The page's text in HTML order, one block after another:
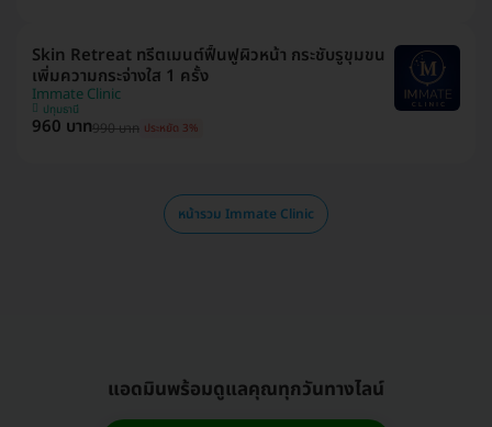
Skin Retreat ทรีตเมนต์ฟื้นฟูผิวหน้า กระชับรูขุมขน
เพิ่มความกระจ่างใส 1 ครั้ง
Immate Clinic
ปทุมธานี
960 บาท990 บาท ประหยัด 3%
หน้ารวม Immate Clinic
แอดมินพร้อมดูแลคุณทุกวันทางไลน์